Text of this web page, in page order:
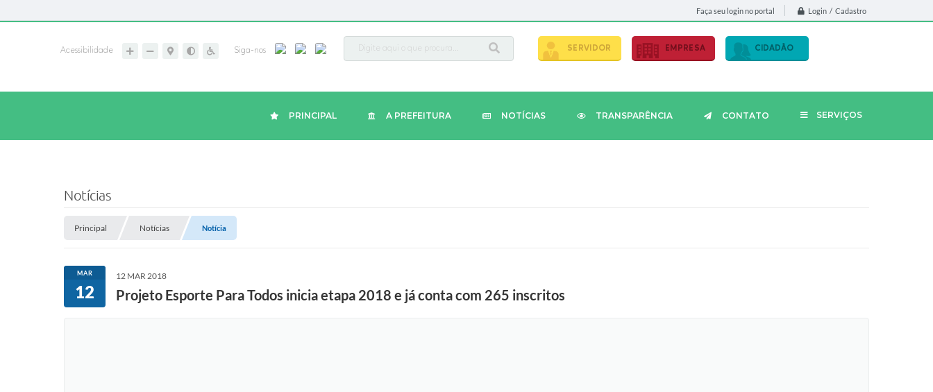
Faça seu login no portal Login / Cadastro
Acessibilidade Siga-nos SERVIDOR EMPRESA CIDADÃO
PRINCIPAL A PREFEITURA NOTÍCIAS TRANSPARÊNCIA CONTATO SERVIÇOS
Notícias
Principal Notícias Notícia
MAR
12
12 MAR 2018
Projeto Esporte Para Todos inicia etapa 2018 e já conta com 265 inscritos